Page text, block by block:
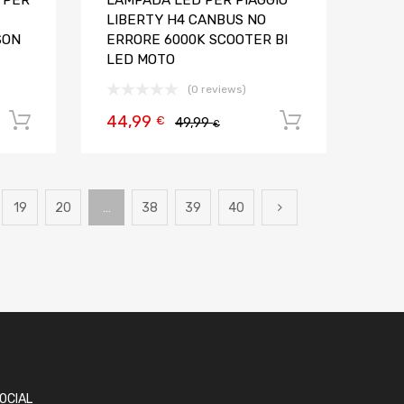
Aggiungi al carrello
LIBERTY H4 CANBUS NO
ERRORE 6000K SCOOTER BI
LED MOTO
(0 reviews)
49,99€
44,99 €
19 20 … 38 39 40